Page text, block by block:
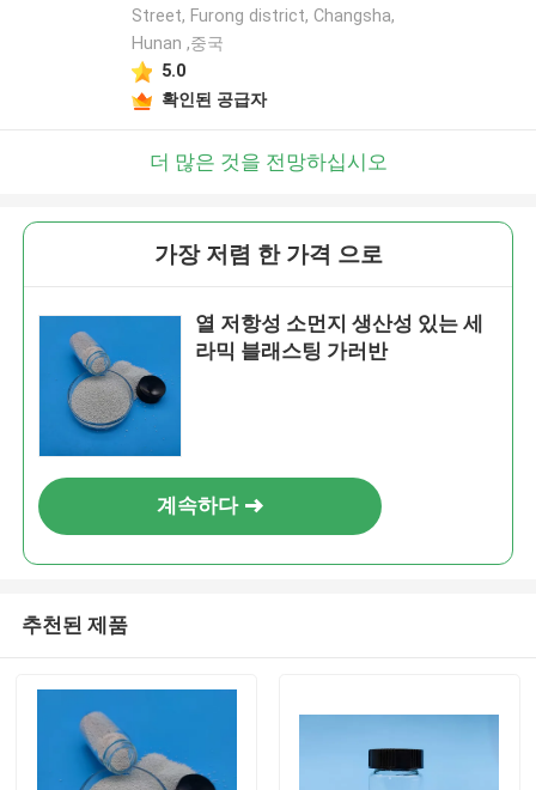
Street, Furong district, Changsha,
Hunan ,중국
5.0
확인된 공급자
더 많은 것을 전망하십시오
가장 저렴 한 가격 으로
열 저항성 소먼지 생산성 있는 세
라믹 블래스팅 가러반
계속하다
추천된 제품